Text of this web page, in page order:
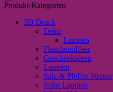
bitte
LÄCHELN"
weiß
Menge
Produkt-Kategorien
3D Druck
Deko
Lampen
Flaschenöffner
Geschenkideen
Lampen
Salz & Pfeffer Streuer
Solar Lampen